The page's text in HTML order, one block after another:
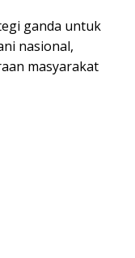
ganda untuk
nasional,
masyarakat